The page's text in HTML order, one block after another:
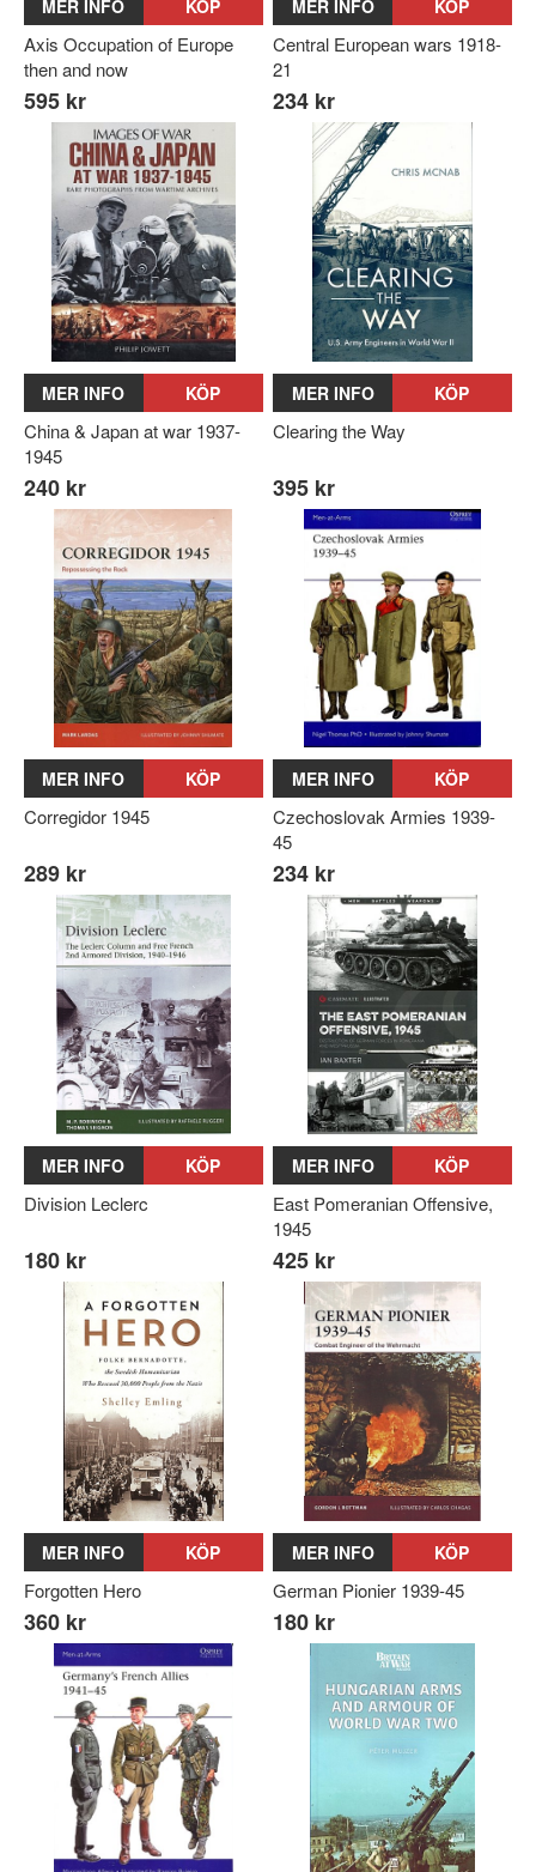
MER INFO KÖP
Axis Occupation of Europe
then and now
595 kr
MER INFO KÖP
Central European wars 1918-
21
234 kr
MER INFO KÖP
China & Japan at war 1937-
1945
240 kr
MER INFO KÖP
Clearing the Way
395 kr
MER INFO KÖP
Corregidor 1945
289 kr
MER INFO KÖP
Czechoslovak Armies 1939-
45
234 kr
MER INFO KÖP
Division Leclerc
180 kr
MER INFO KÖP
East Pomeranian Offensive,
1945
425 kr
MER INFO KÖP
Forgotten Hero
360 kr
MER INFO KÖP
German Pionier 1939-45
180 kr